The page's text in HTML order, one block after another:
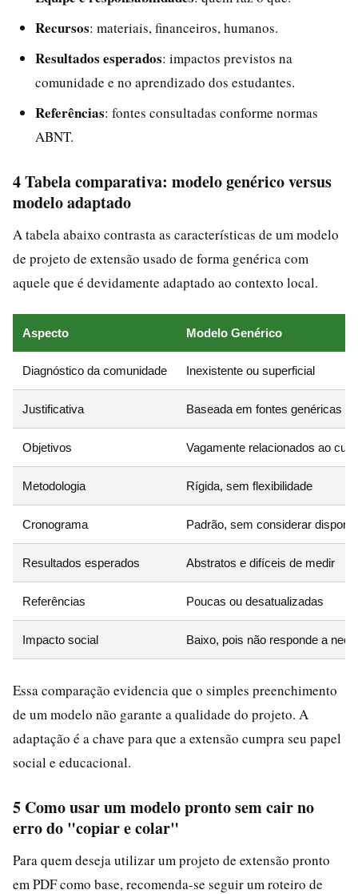
Recursos: materiais, financeiros, humanos.
Resultados esperados: impactos previstos na
comunidade e no aprendizado dos estudantes.
Referências: fontes consultadas conforme normas
ABNT.
4 Tabela comparativa: modelo genérico versus
modelo adaptado
A tabela abaixo contrasta as características de um modelo
de projeto de extensão usado de forma genérica com
aquele que é devidamente adaptado ao contexto local.
Aspecto Modelo Genérico
Diagnóstico da comunidade Inexistente ou superficial
Justificativa Baseada em fontes genéricas
Objetivos Vagamente relacionados ao
Metodologia Rígida, sem flexibilidade
Cronograma Padrão, sem considerar
Resultados esperados Abstratos e difíceis de medir
Referências Poucas ou desatualizadas
Impacto social Baixo, pois não responde a
Essa comparação evidencia que o simples preenchimento
de um modelo não garante a qualidade do projeto. A
adaptação é a chave para que a extensão cumpra seu papel
social e educacional.
5 Como usar um modelo pronto sem cair no
erro do "copiar e colar"
Para quem deseja utilizar um projeto de extensão pronto
em PDF como base, recomenda-se seguir um roteiro de